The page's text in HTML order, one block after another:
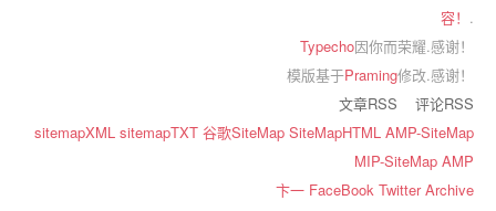
容！ .
Typecho因你而荣耀.感谢！
模版基于Praming修改.感谢！
文章RSS
评论RSS
sitemapXML sitemapTXT 谷歌SiteMap SiteMapHTML AMP-SiteMap
MIP-SiteMap AMP
卞一 FaceBook TwitterArchive